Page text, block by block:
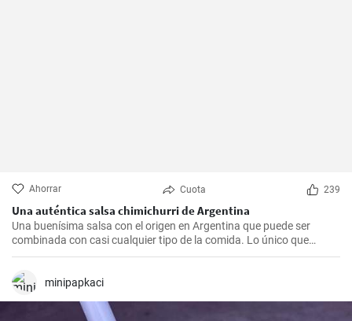
Ahorrar Cuota 239
Una auténtica salsa chimichurri de Argentina
Una buenísima salsa con el origen en Argentina que puede ser
combinada con casi cualquier tipo de la comida. Lo único que
debería hacer es seguir la receta presente.
minipapkaci